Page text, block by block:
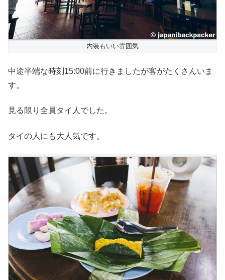
内装もいい雰囲気
中途半端な時刻15:00前に行きましたが客がたくさんいま
す。
見る限り全員タイ人でした。
タイの人にも大人気です。